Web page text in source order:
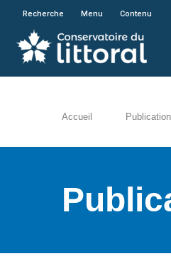
En
Recherche Menu Contenu
Accueil Publication